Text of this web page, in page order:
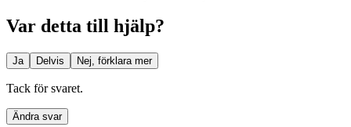
Var detta till hjälp?
Ja Delvis Nej, förklara mer
Tack för svaret.
Ändra svar